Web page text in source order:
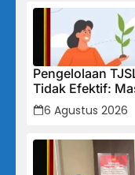
Pengelolaan
Tidak Efektif:
Penuh dan
6 Agustus 2026